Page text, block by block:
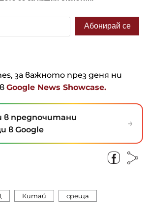
за важното през деня ни
Google News Showcase.
в предпочитани
в Google
→
Китай
среща